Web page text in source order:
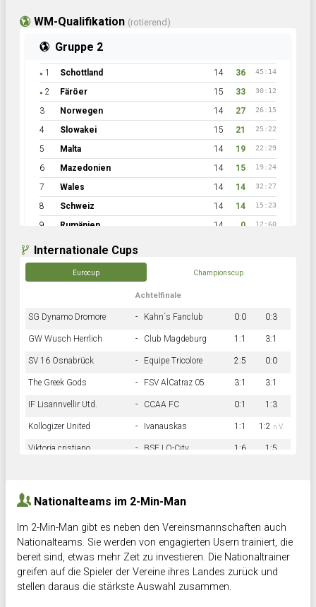
WM-Qualifikation (rotierend)
Gruppe 2
● 1 Schottland 14 36 45:14
● 2 Färöer 15 33 30:12
3 Norwegen 14 27 26:15
4 Slowakei 15 21 25:22
5 Malta 14 19 22:29
6 Mazedonien 14 15 19:24
7 Wales 14 14 32:27
8 Schweiz 14 14 15:23
9 Rumänien 14 0 12:60
Internationale Cups
Eurocup Championscup
Achtelfinale
SG Dynamo Dromore - Kahn´s Fanclub 0:0 0:3
GW Wusch Herrlich - Club Magdeburg 1:1 3:1
SV 16 Osnabrück - Equipe Tricolore 2:5 0:0
The Greek Gods - FSV AlCatraz 05 3:1 3:1
IF Lisannvellir Utd. - CCAA FC 0:1 1:3
Kollogizer United - Ivanauskas 1:1 1:2 n.V.
Viktoria cristiano - BSF LO-City 1:6 1:5
Nationalteams im 2-Min-Man
Im 2-Min-Man gibt es neben den Vereinsmannschaften auch
Nationalteams. Sie werden von engagierten Usern trainiert, die
bereit sind, etwas mehr Zeit zu investieren. Die Nationaltrainer
greifen auf die Spieler der Vereine ihres Landes zurück und
stellen daraus die stärkste Auswahl zusammen.